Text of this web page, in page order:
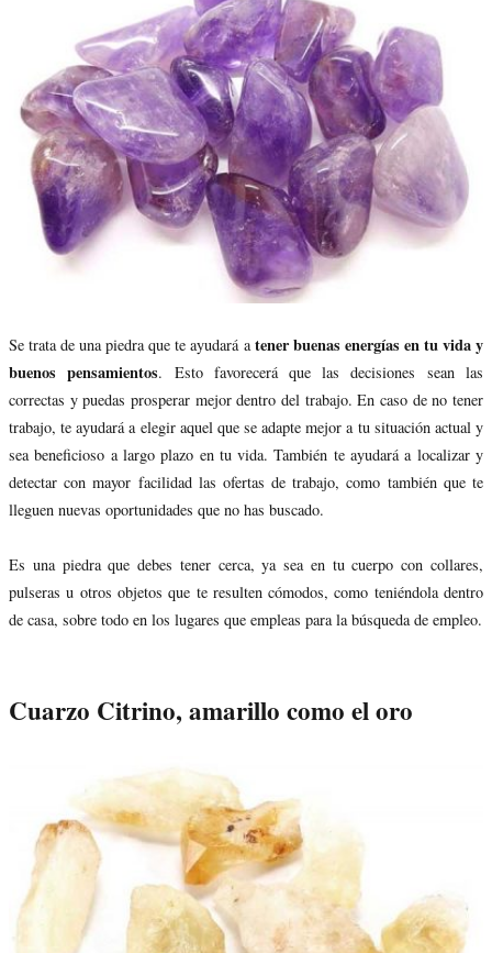
Se trata de una piedra que te ayudará atener buenas energías en tu vida y
buenos pensamientos. Esto favorecerá que las decisiones sean las
correctas y puedas prosperar mejor dentro del trabajo. En caso de no tener
trabajo, te ayudará a elegir aquel que se adapte mejor a tu situación actual y
sea beneficioso a largo plazo en tu vida. También te ayudará a localizar y
detectar con mayor facilidad las ofertas de trabajo, como también que te
lleguen nuevas oportunidades que no has buscado.
Es una piedra que debes tener cerca, ya sea en tu cuerpo con collares,
pulseras u otros objetos que te resulten cómodos, como teniéndola dentro
de casa, sobre todo en los lugares que empleas para la búsqueda de empleo.
Cuarzo Citrino, amarillo como el oro